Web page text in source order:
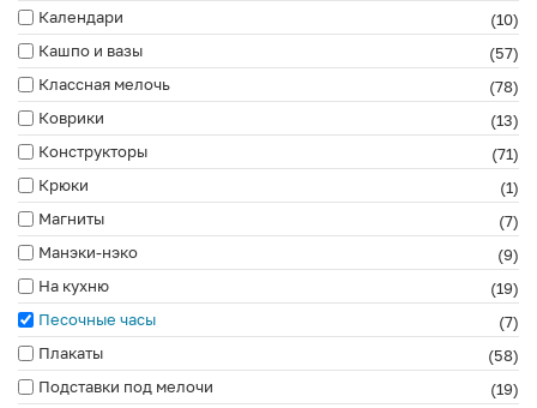
Календари
(10)
Кашпо и вазы
(57)
Классная мелочь
(78)
Коврики
(13)
Конструкторы
(71)
Крюки
(1)
Магниты
(7)
Манэки-нэко
(9)
На кухню
(19)
Песочные часы
(7)
Плакаты
(58)
Подставки под мелочи
(19)